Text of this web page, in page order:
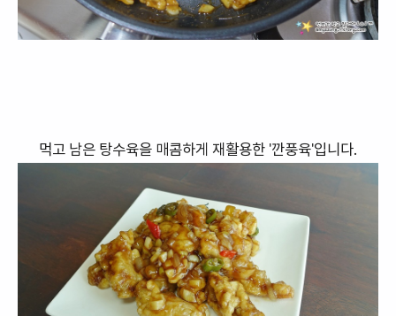
먹고 남은 탕수육을 매콤하게 재활용한 '깐풍육'입니다.